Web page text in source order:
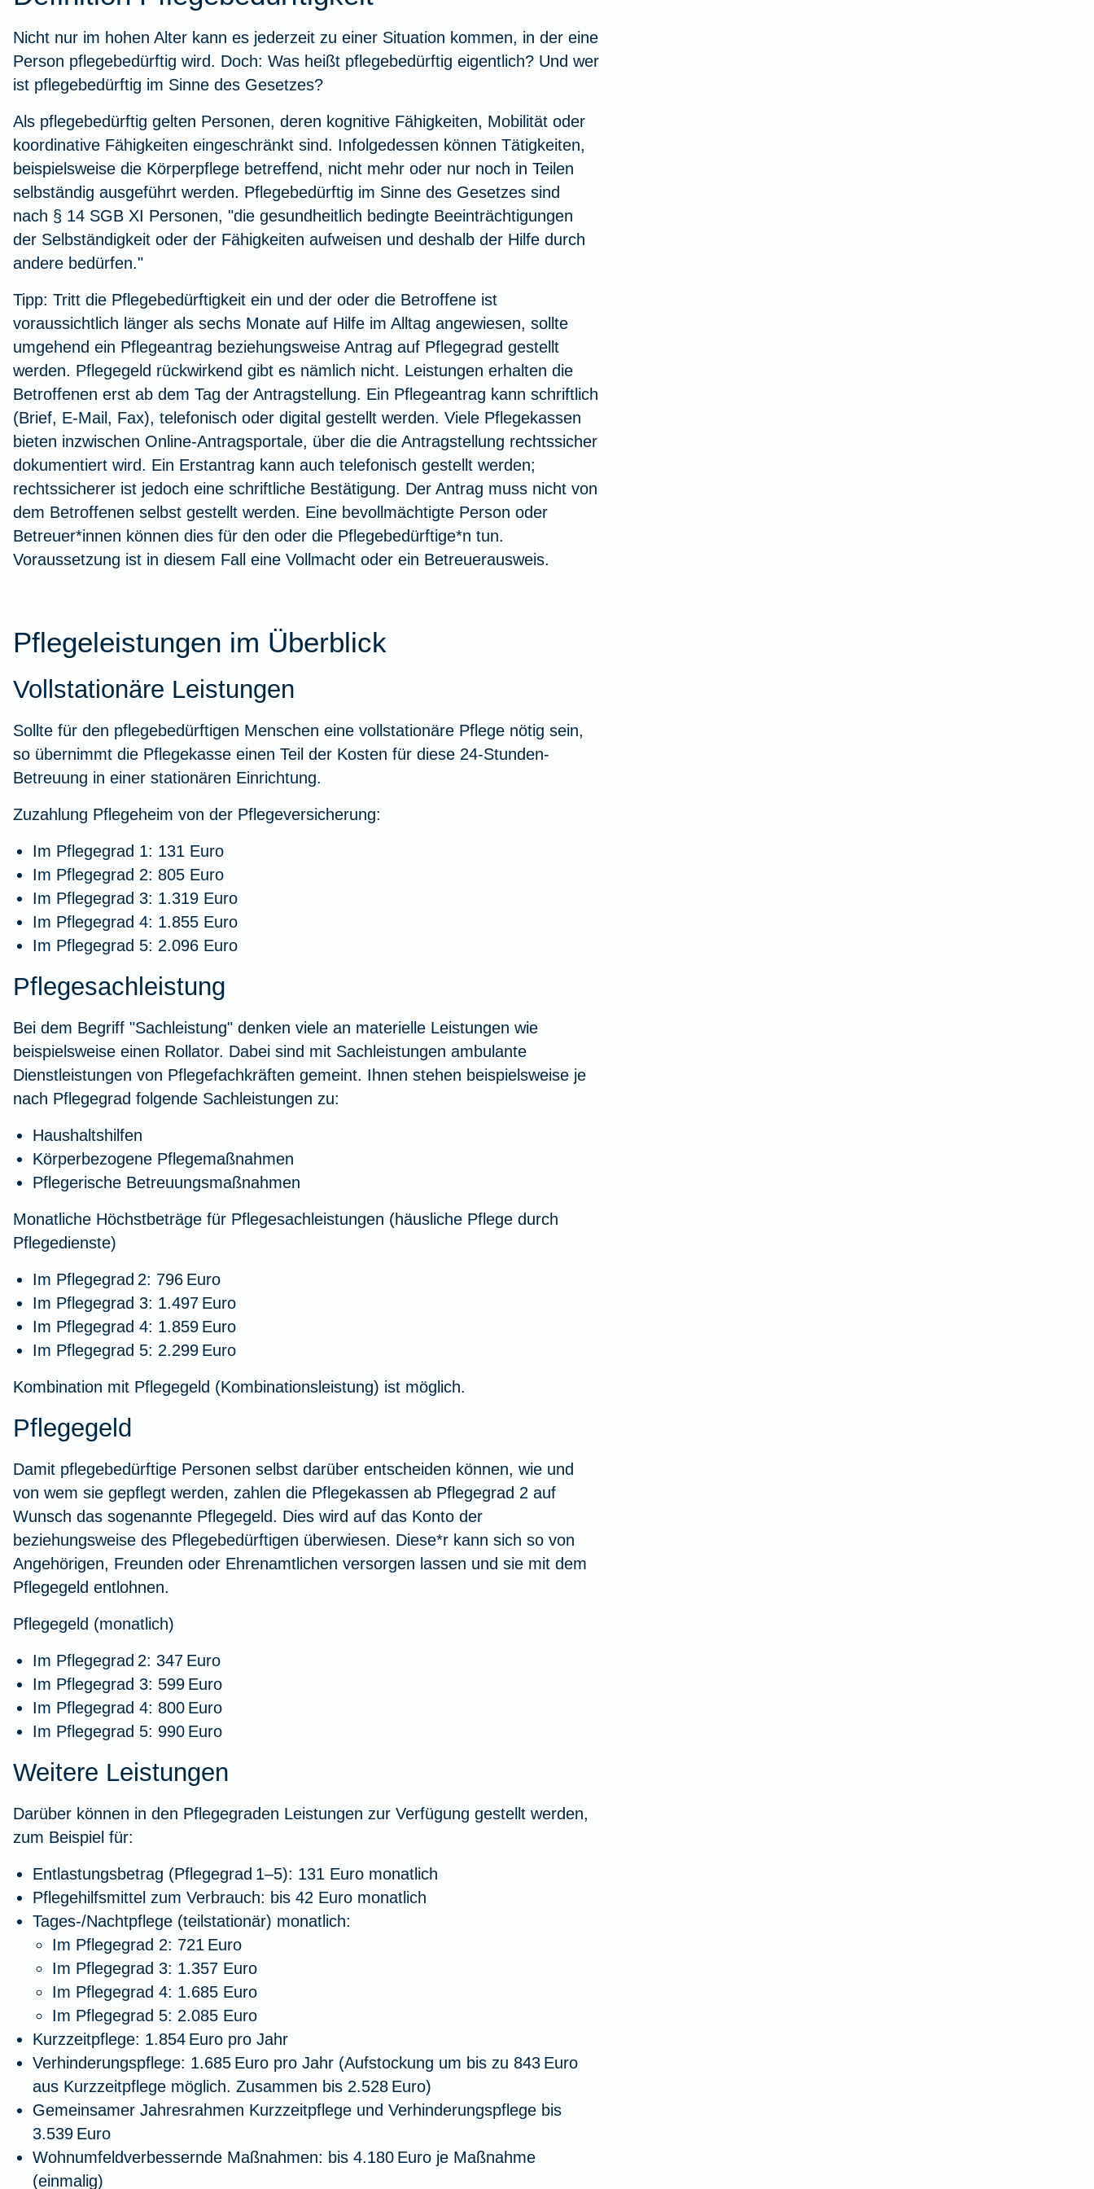
Zur Artikelübersicht
Nicht nur im hohen Alter kann es jederzeit zu einer Situation kommen, in der eine
Person pflegebedürftig wird. Doch: Was heißt pflegebedürftig eigentlich? Und wer
ist pflegebedürftig im Sinne des Gesetzes?
Als pflegebedürftig gelten Personen, deren kognitive Fähigkeiten, Mobilität oder
koordinative Fähigkeiten eingeschränkt sind. Infolgedessen können Tätigkeiten,
beispielsweise die Körperpflege betreffend, nicht mehr oder nur noch in Teilen
selbständig ausgeführt werden. Pflegebedürftig im Sinne des Gesetzes sind
nach § 14 SGB XI Personen, "die gesundheitlich bedingte Beeinträchtigungen
der Selbständigkeit oder der Fähigkeiten aufweisen und deshalb der Hilfe durch
andere bedürfen."
Tipp: Tritt die Pflegebedürftigkeit ein und der oder die Betroffene ist
voraussichtlich länger als sechs Monate auf Hilfe im Alltag angewiesen, sollte
umgehend ein Pflegeantrag beziehungsweise Antrag auf Pflegegrad gestellt
werden. Pflegegeld rückwirkend gibt es nämlich nicht. Leistungen erhalten die
Betroffenen erst ab dem Tag der Antragstellung. Ein Pflegeantrag kann schriftlich
(Brief, E‑Mail, Fax), telefonisch oder digital gestellt werden. Viele Pflegekassen
bieten inzwischen Online-Antragsportale, über die die Antragstellung rechtssicher
dokumentiert wird. Ein Erstantrag kann auch telefonisch gestellt werden;
rechtssicherer ist jedoch eine schriftliche Bestätigung. Der Antrag muss nicht von
dem Betroffenen selbst gestellt werden. Eine bevollmächtigte Person oder
Betreuer*innen können dies für den oder die Pflegebedürftige*n tun.
Voraussetzung ist in diesem Fall eine Vollmacht oder ein Betreuerausweis.
Pflegeleistungen im Überblick
Vollstationäre Leistungen
Sollte für den pflegebedürftigen Menschen eine vollstationäre Pflege nötig sein,
so übernimmt die Pflegekasse einen Teil der Kosten für diese 24-Stunden-
Betreuung in einer stationären Einrichtung.
Zuzahlung Pflegeheim von der Pflegeversicherung:
Im Pflegegrad 1: 131 Euro
Im Pflegegrad 2: 805 Euro
Im Pflegegrad 3: 1.319 Euro
Im Pflegegrad 4: 1.855 Euro
Im Pflegegrad 5: 2.096 Euro
Pflegesachleistung
Bei dem Begriff "Sachleistung" denken viele an materielle Leistungen wie
beispielsweise einen Rollator. Dabei sind mit Sachleistungen ambulante
Dienstleistungen von Pflegefachkräften gemeint. Ihnen stehen beispielsweise je
nach Pflegegrad folgende Sachleistungen zu:
Haushaltshilfen
Körperbezogene Pflegemaßnahmen
Pflegerische Betreuungsmaßnahmen
Monatliche Höchstbeträge für Pflegesachleistungen (häusliche Pflege durch
Pflegedienste)
Im Pflegegrad 2: 796 Euro
Im Pflegegrad 3: 1.497 Euro
Im Pflegegrad 4: 1.859 Euro
Im Pflegegrad 5: 2.299 Euro
Kombination mit Pflegegeld (Kombinationsleistung) ist möglich.
Pflegegeld
Damit pflegebedürftige Personen selbst darüber entscheiden können, wie und
von wem sie gepflegt werden, zahlen die Pflegekassen ab Pflegegrad 2 auf
Wunsch das sogenannte Pflegegeld. Dies wird auf das Konto der
beziehungsweise des Pflegebedürftigen überwiesen. Diese*r kann sich so von
Angehörigen, Freunden oder Ehrenamtlichen versorgen lassen und sie mit dem
Pflegegeld entlohnen.
Pflegegeld (monatlich)
Im Pflegegrad 2: 347 Euro
Im Pflegegrad 3: 599 Euro
Im Pflegegrad 4: 800 Euro
Im Pflegegrad 5: 990 Euro
Weitere Leistungen
Darüber können in den Pflegegraden Leistungen zur Verfügung gestellt werden,
zum Beispiel für:
Entlastungsbetrag (Pflegegrad 1–5): 131 Euro monatlich
Pflegehilfsmittel zum Verbrauch: bis 42 Euro monatlich
Tages-/Nachtpflege (teilstationär) monatlich:
Im Pflegegrad 2: 721 Euro
Im Pflegegrad 3: 1.357 Euro
Im Pflegegrad 4: 1.685 Euro
Im Pflegegrad 5: 2.085 Euro
Kurzzeitpflege: 1.854 Euro pro Jahr
Verhinderungspflege: 1.685 Euro pro Jahr (Aufstockung um bis zu 843 Euro
aus Kurzzeitpflege möglich. Zusammen bis 2.528 Euro)
Gemeinsamer Jahresrahmen Kurzzeitpflege und Verhinderungspflege bis
3.539 Euro
Wohnumfeldverbessernde Maßnahmen: bis 4.180 Euro je Maßnahme
(einmalig)